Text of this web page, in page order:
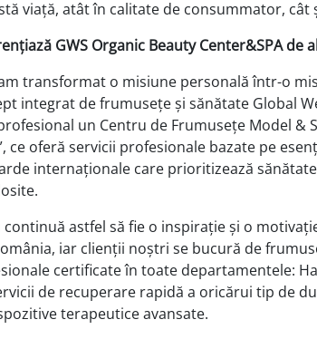
viață, atât în calitate de consummator, cât
GWS Organic Beauty Center&SPA
transformat o misiune personală într-o
integrat de frumusețe și sănătate Global
un Centru de Frumusețe Model &
ce oferă servicii profesionale bazate pe
internaționale care prioritizează
astfel să fie o inspirație și o
iar clienții noștri se bucură de
certificate în toate departamentele:
de recuperare rapidă a oricărui tip de
terapeutice avansate.